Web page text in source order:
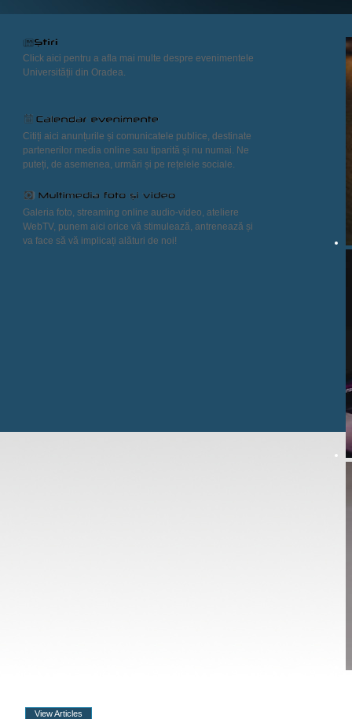
Click aici pentru a afla mai multe despre evenimentele
Universității din Oradea.
Citiți aici anunțurile și comunicatele publice, destinate
partenerilor media online sau tiparită și nu numai. Ne
puteți, de asemenea, urmări și pe rețelele sociale.
Galeria foto, streaming online audio-video, ateliere
WebTV, punem aici orice vă stimulează, antrenează și
va face să vă implicați alături de noi!
View Articles